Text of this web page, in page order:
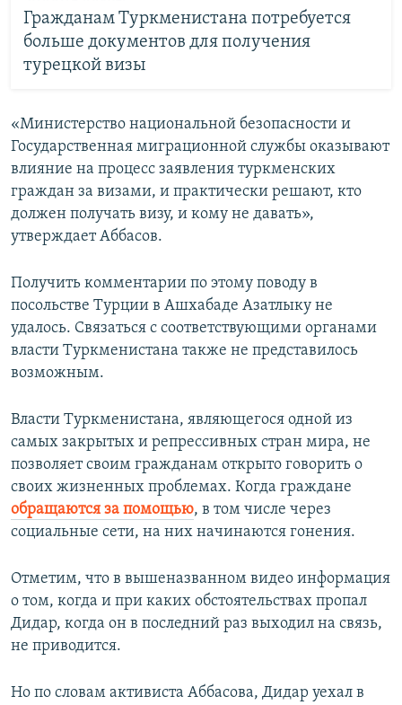
Гражданам Туркменистана потребуется
больше документов для получения
турецкой визы
«Министерство национальной безопасности и
Государственная миграционной службы оказывают
влияние на процесс заявления туркменских
граждан за визами, и практически решают, кто
должен получать визу, и кому не давать»,
утверждает Аббасов.
Получить комментарии по этому поводу в
посольстве Турции в Ашхабаде Азатлыку не
удалось. Связаться с соответствующими органами
власти Туркменистана также не представилось
возможным.
Власти Туркменистана, являющегося одной из
самых закрытых и репрессивных стран мира, не
позволяет своим гражданам открыто говорить о
своих жизненных проблемах. Когда граждане
обращаются за помощью, в том числе через
социальные сети, на них начинаются гонения.
Отметим, что в вышеназванном видео информация
о том, когда и при каких обстоятельствах пропал
Дидар, когда он в последний раз выходил на связь,
не приводится.
Но по словам активиста Аббасова, Дидар уехал в